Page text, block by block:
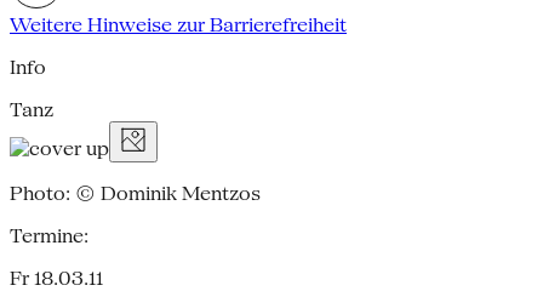
Weitere Hinweise zur Barrierefreiheit
Info
Tanz
Photo: © Dominik Mentzos
Termine:
Fr 18.03.11